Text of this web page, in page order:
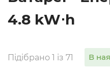
4.8 kW⋅h
Підібрано 1 із 71 В